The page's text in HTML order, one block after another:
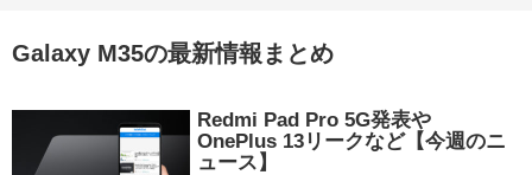
Galaxy M35の最新情報まとめ
Redmi Pad Pro 5G発表や
OnePlus 13リークなど【今週のニ
ュース】